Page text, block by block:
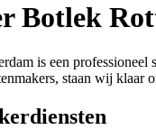
Botlek
is een
staan wij klaar